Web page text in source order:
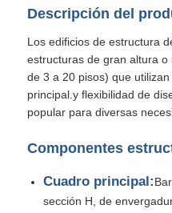
Estructura de acero
Almacén de estructura
Taller de estructura de
Edificio de estructura
Descripción del
Los edificios de estructura
estructuras de gran altura
de 3 a 20 pisos) que
principal.y flexibilidad de
popular para diversas
Componentes
Cuadro principal:
sección H, de